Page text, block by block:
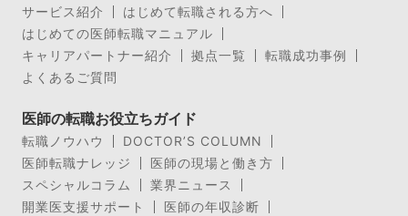
サービス紹介
はじめて転職される方へ
はじめての医師転職マニュアル
キャリアパートナー紹介
拠点一覧
転職成功事例
よくあるご質問
医師の転職お役立ちガイド
転職ノウハウ
DOCTOR’S COLUMN
医師転職ナレッジ
医師の現場と働き方
スペシャルコラム
業界ニュース
開業医支援サポート
医師の年収診断